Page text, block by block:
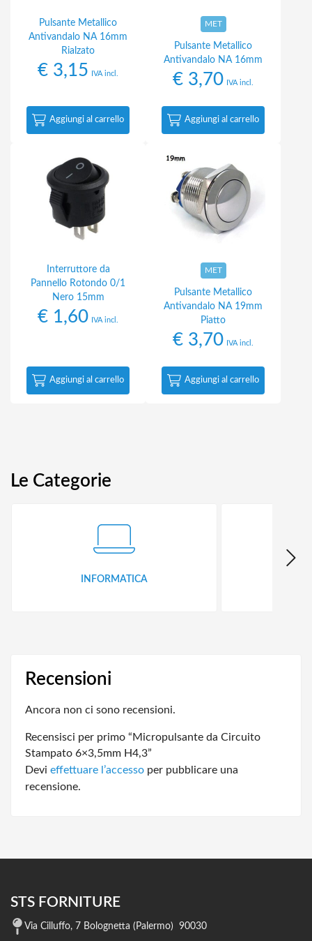
Pulsante Metallico
Antivandalo NA 16mm
Rialzato
€ 3,15 IVA incl.
Aggiungi al carrello
MET
Pulsante Metallico
Antivandalo NA 16mm
€ 3,70 IVA incl.
Aggiungi al carrello
Interruttore da
Pannello Rotondo 0/1
Nero 15mm
€ 1,60 IVA incl.
Aggiungi al carrello
MET
Pulsante Metallico
Antivandalo NA 19mm
Piatto
€ 3,70 IVA incl.
Aggiungi al carrello
Le Categorie
INFORMATICA
Recensioni
Ancora non ci sono recensioni.
Recensisci per primo “Micropulsante da Circuito
Stampato 6×3,5mm H4,3”
Devi effettuare l’accesso per pubblicare una
recensione.
STS FORNITURE
Via Cilluffo, 7 Bolognetta (Palermo) 90030